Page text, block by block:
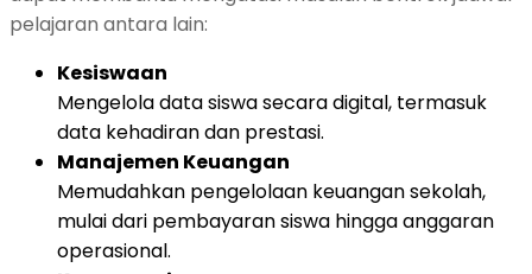
pelajaran antara lain:
Kesiswaan
Mengelola data siswa secara digital, termasuk
data kehadiran dan prestasi.
Manajemen Keuangan
Memudahkan pengelolaan keuangan sekolah,
mulai dari pembayaran siswa hingga anggaran
operasional.